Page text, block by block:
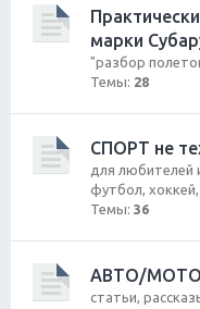
марки
"разбор
Темы: 28
СПОРТ не
для любителей
футбол, хоккей,
Темы: 36
АВТО/МОТО
статьи,